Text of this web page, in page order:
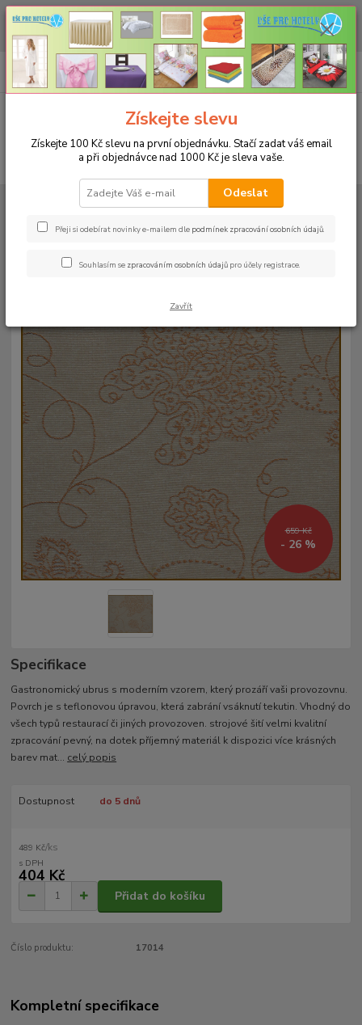
CHCETE NAKOUPIT VĚTŠÍ MNOŽSTVÍ NAŠICH PRODUKTŮ ZA LEPŠÍ
CENU? Klikněte ZDE
CZK
+420 773 794 023
Pondělí-pátek 9-16 hodin
0ks
za0 Kč
UBRUSY
Slavnostní ubrusy Magnolia s vodoodpudivou úpravou
Ubrus magnolia 140x180cm -
béžový
659 Kč
- 26 %
Specifikace
Gastronomický ubrus s moderním vzorem, který prozáří vaši provozovnu.
Povrch je s teflonovou úpravou, která zabrání vsáknutí tekutin. Vhodný do
všech typů restaurací či jiných provozoven. strojové šití velmi kvalitní
zpracování pevný, na dotek příjemný materiál k dispozici více krásných
barev mat... celý popis
Dostupnost do 5 dnů
489 Kč/ks
404 Kč
Přidat do košíku
Číslo produktu: 17014
Kompletní specifikace
Získejte slevu
Získejte 100 Kč slevu na první objednávku. Stačí zadat váš email
a při objednávce nad 1000 Kč je sleva vaše.
Odeslat
Přeji si odebírat novinky e-mailem dle podmínek zpracování osobních údajů.
Souhlasím se zpracováním osobních údajů pro účely registrace.
Zavřít